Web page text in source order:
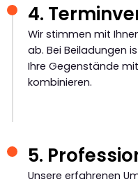
4.
Wir stimmen mit
ab. Bei Beiladungen
Ihre Gegenstände
kombinieren.
5.
Unsere erfahrenen